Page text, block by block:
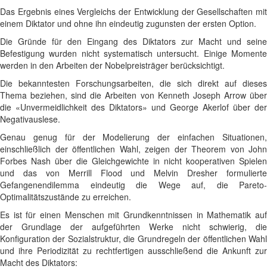
Das Ergebnis eines Vergleichs der Entwicklung der Gesellschaften mit
einem Diktator und ohne ihn eindeutig zugunsten der ersten Option.
Die Gründe für den Eingang des Diktators zur Macht und seine
Befestigung wurden nicht systematisch untersucht. Einige Momente
werden in den Arbeiten der Nobelpreisträger berücksichtigt.
Die bekanntesten Forschungsarbeiten, die sich direkt auf dieses
Thema beziehen, sind die Arbeiten von Kenneth Joseph Arrow über
die «Unvermeidlichkeit des Diktators» und George Akerlof über der
Negativauslese.
Genau genug für der Modelierung der einfachen Situationen,
einschließlich der öffentlichen Wahl, zeigen der Theorem von John
Forbes Nash über die Gleichgewichte in nicht kooperativen Spielen
und das von Merrill Flood und Melvin Dresher formulierte
Gefangenendilemma eindeutig die Wege auf, die Pareto-
Optimalitätszustände zu erreichen.
Es ist für einen Menschen mit Grundkenntnissen in Mathematik auf
der Grundlage der aufgeführten Werke nicht schwierig, die
Konfiguration der Sozialstruktur, die Grundregeln der öffentlichen Wahl
und ihre Periodizität zu rechtfertigen ausschließend die Ankunft zur
Macht des Diktators: